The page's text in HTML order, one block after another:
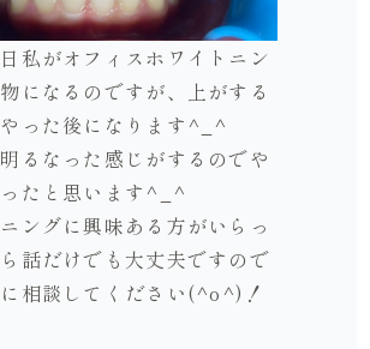
私がオフィスホワイトニン
になるのですが、上がする
った後になります^_^
るなった感じがするのでや
たと思います^_^
ングに興味ある方がいらっ
話だけでも大丈夫ですので
相談してください(^o^)！